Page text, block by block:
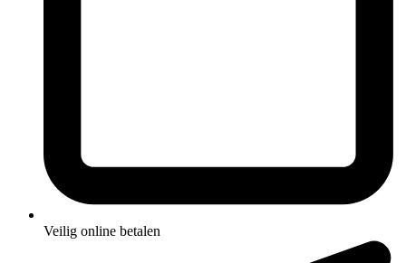
Veilig online betalen